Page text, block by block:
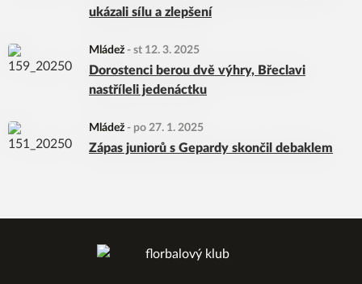
ukázali sílu a zlepšení
Mládež - st 12. 3. 2025
Dorostenci berou dvě výhry, Břeclavi
nastříleli jedenáctku
Mládež - po 27. 1. 2025
Zápas juniorů s Gepardy skončil debaklem